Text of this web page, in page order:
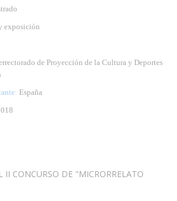
exposición
de Proyección de la Cultura y Deportes
España
II CONCURSO DE "MICRORRELATO